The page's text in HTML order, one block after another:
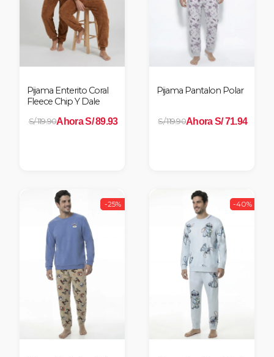
Pijama Enterito Coral
Fleece Chip Y Dale
S/ 119.90Ahora S/ 89.93
Pijama Pantalon Polar
S/ 119.90Ahora S/ 71.94
-25% -40%